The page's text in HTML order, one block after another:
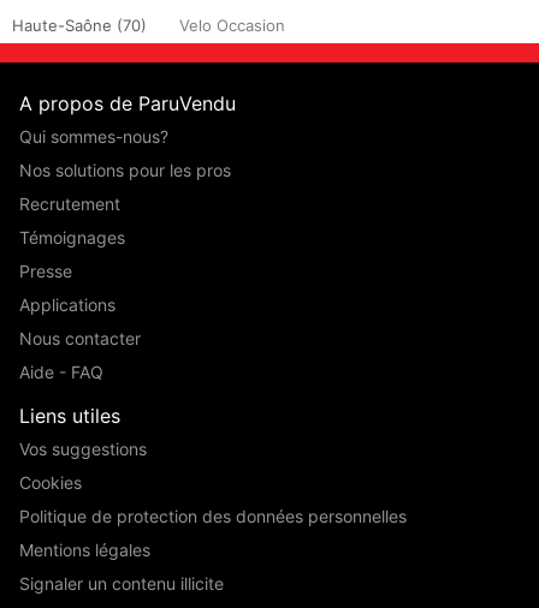
Haute-Saône (70)
Velo Occasion
A propos de ParuVendu
Qui sommes-nous?
Nos solutions pour les pros
Recrutement
Témoignages
Presse
Applications
Nous contacter
Aide - FAQ
Liens utiles
Vos suggestions
Cookies
Politique de protection des données personnelles
Mentions légales
Signaler un contenu illicite